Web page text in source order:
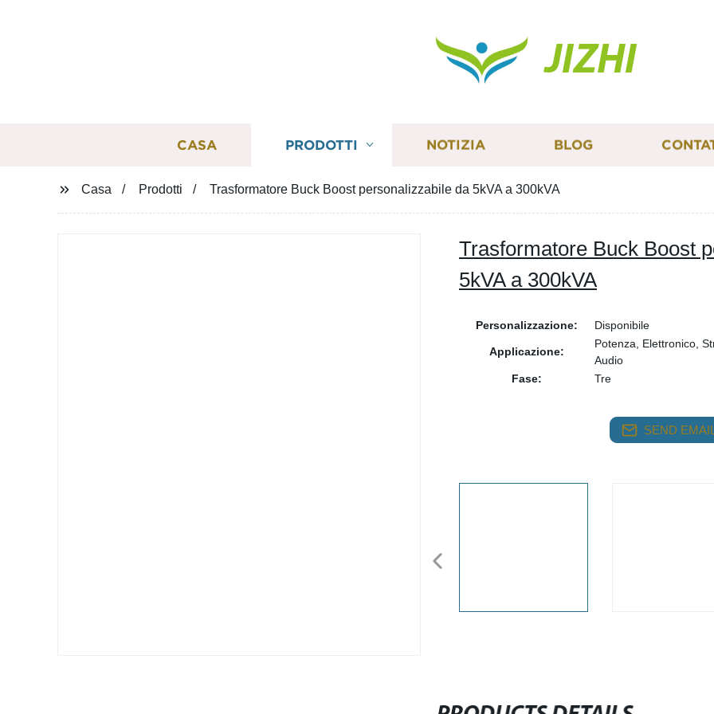
JIZHI
CASA PRODOTTI NOTIZIA BLOG
Casa Prodotti Trasformatore Buck Boost personalizzabile da 5kVA a 300kVA
Trasformatore Buck Boost
5kVA a 300kVA
Personalizzazione: Disponibile
Applicazione:
Potenza, Elettronico,
Audio
Fase:
Tre
SEND